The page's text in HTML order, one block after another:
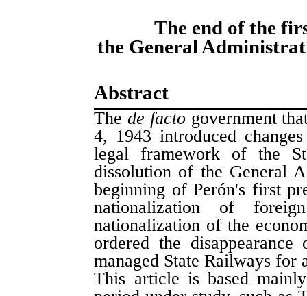
The end of the
the General
Abstract
Thede factogovernment
4, 1943 introduced
legal framework of the
dissolution of the General
beginning of Perón's first
nationalization of
nationalization of the
ordered the
managed State Railways for
This article is based